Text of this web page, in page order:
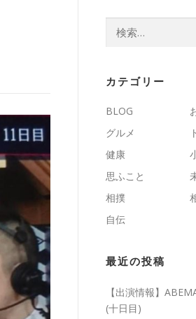
カテゴリー
BLOG
グルメ
健康
思ふこと
相撲
自伝
最近の投稿
【出演情報】
(十日目)